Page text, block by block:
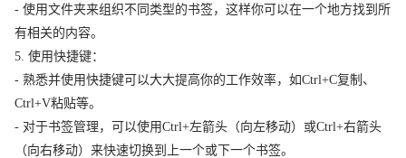
- 使用文件夹来组织不同类型的书签，这样你可以在一个地方找到所
有相关的内容。
5. 使用快捷键：
- 熟悉并使用快捷键可以大大提高你的工作效率，如Ctrl+C复制、
Ctrl+V粘贴等。
- 对于书签管理，可以使用Ctrl+左箭头（向左移动）或Ctrl+右箭头
（向右移动）来快速切换到上一个或下一个书签。